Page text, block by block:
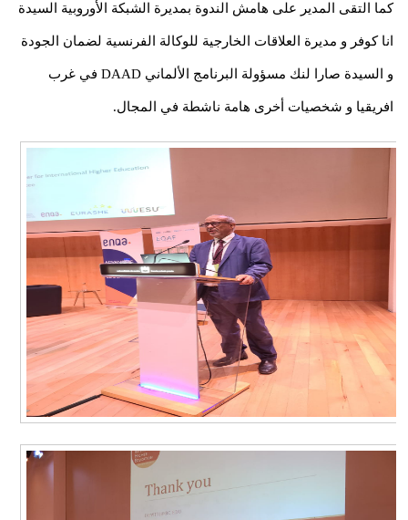
كما التقى المدير على هامش الندوة بمديرة الشبكة الأوروبية السيدة
انا كوفر و مديرة العلاقات الخارجية للوكالة الفرنسية لضمان الجودة
و السيدة صارا لنك مسؤولة البرنامج الألماني DAAD في غرب
افريقيا و شخصيات أخرى هامة ناشطة في المجال.